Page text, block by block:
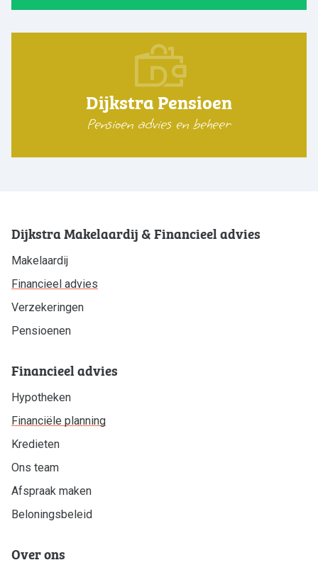
Dijkstra Pensioen
Pensioen advies en beheer
Dijkstra Makelaardij & Financieel advies
Makelaardij
Financieel advies
Verzekeringen
Pensioenen
Financieel advies
Hypotheken
Financiële planning
Kredieten
Ons team
Afspraak maken
Beloningsbeleid
Over ons